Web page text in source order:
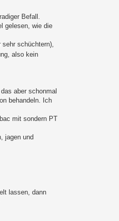
Befall.
gelesen, wie die
schüchtern),
also kein
aber schonmal
behandeln. Ich
mit sondern PT
jagen und
lassen, dann